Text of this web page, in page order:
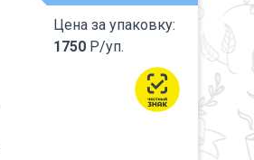
Цена за упаковку:
1750 Р/уп.